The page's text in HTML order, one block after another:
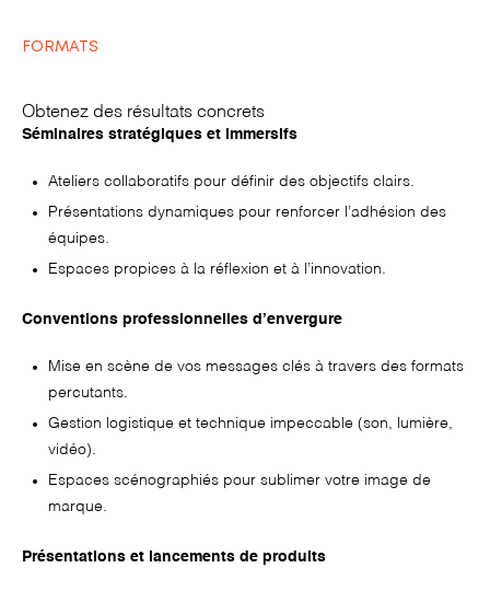
FORMATS
Obtenez des résultats concrets
Séminaires stratégiques et immersifs
Ateliers collaboratifs pour définir des objectifs clairs.
Présentations dynamiques pour renforcer l’adhésion des
équipes.
Espaces propices à la réflexion et à l’innovation.
Conventions professionnelles d’envergure
Mise en scène de vos messages clés à travers des formats
percutants.
Gestion logistique et technique impeccable (son, lumière,
vidéo).
Espaces scénographiés pour sublimer votre image de
marque.
Présentations et lancements de produits